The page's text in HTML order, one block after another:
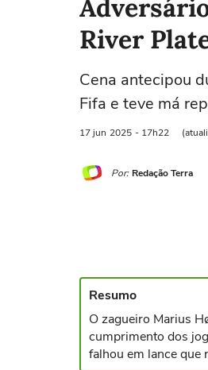
River
Cena antecipou
Fifa e teve má
17 jun 2025 - 17h22
Por: Redação Terra
Resumo
O zagueiro Marius
cumprimento dos
falhou em lance que